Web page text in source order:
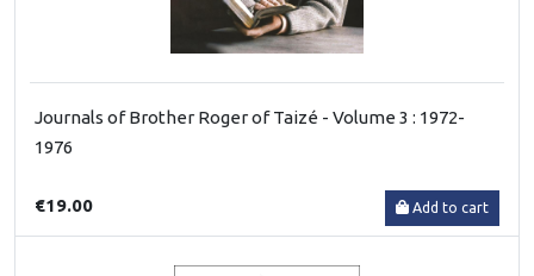
Journals of Brother Roger of Taizé - Volume 3 : 1972-
1976
€19.00 Add to cart